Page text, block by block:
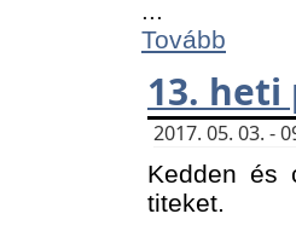
Tovább
13.
2017. 05. 03. -
Kedden és
titeket.